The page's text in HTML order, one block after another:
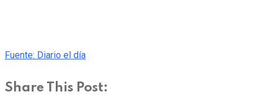
Fuente: Diario el día
Share This Post: